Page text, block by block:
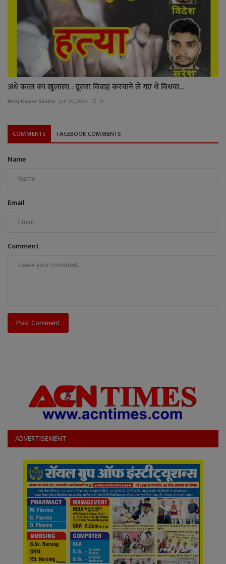
अंधे कत्ल का खुलासा : दूसरा विवाह करवाने ले गए थे विधवा...
Niraj Kumar Shukla Jun 25, 2024 0
COMMENTS FACEBOOK COMMENTS
Name
Email
Comment
Post Comment
ADVERTISEMENT